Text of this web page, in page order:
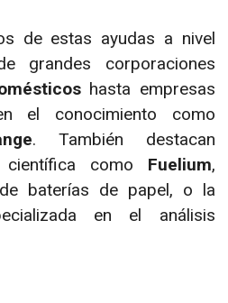
de estas ayudas a nivel
grandes corporaciones
hasta empresas
el conocimiento como
. También destacan
como Fuelium,
baterías de papel, o la
en el análisis